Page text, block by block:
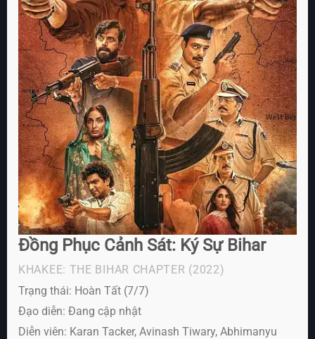
Đồng Phục Cảnh Sát: Ký Sự Bihar
KHAKEE: THE BIHAR CHAPTER (2022)
Trạng thái: Hoàn Tất (7/7)
Đạo diễn: Đang cập nhật
Diễn viên: Karan Tacker, Avinash Tiwary, Abhimanyu